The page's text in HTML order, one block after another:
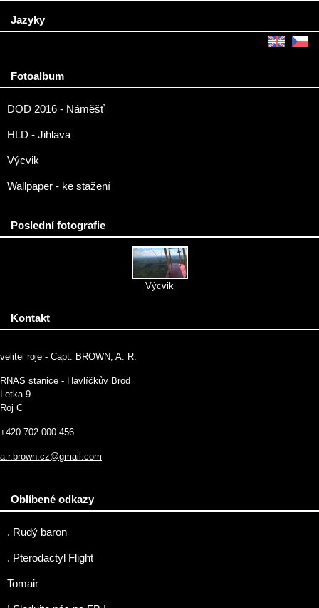
Jazyky
Fotoalbum
DOD 2016 - Náměšť
HLD - Jihlava
Výcvik
Wallpaper - ke stažení
Poslední fotografie
Výcvik
Kontakt
velitel roje - Capt. BROWN, A. R.
RNAS stanice - Havlíčkův Brod
Letka 9
Roj C
+420 702 000 456
a.r.brown.cz@gmail.com
Oblíbené odkazy
. Rudý baron
. Pterodactyl Flight
Tomair